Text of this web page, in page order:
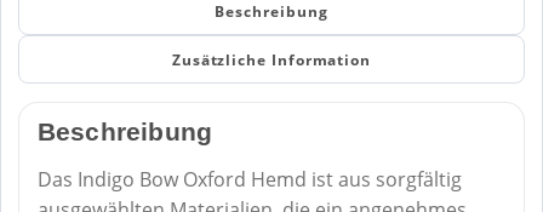
Beschreibung
Zusätzliche Information
Beschreibung
Das Indigo Bow Oxford Hemd ist aus sorgfältig